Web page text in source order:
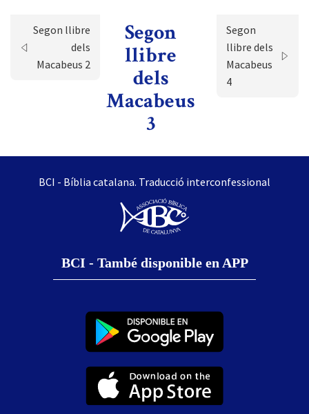
Segon llibre
dels
Macabeus 2
Segon
llibre
dels
Macabeus
3
Segon
llibre dels
Macabeus
4
BCI - Bíblia catalana. Traducció interconfessional
BCI - També disponible en APP